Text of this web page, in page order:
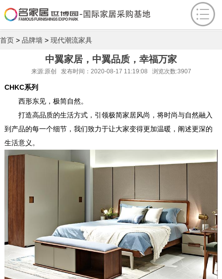
首页 > 品牌墙 > 现代潮流家具
中翼家居，中翼品质，幸福万家
来源:原创 发布时间：2020-08-17 11:19:08 浏览次数:3907
CHKC系列
西形东见，极简自然。
打造高品质的生活方式，引领极简家居风尚，将时尚与自然融入
到产品的每一个细节，我们致力于让大家变得更加温暖，阐述更深的
生活意义。